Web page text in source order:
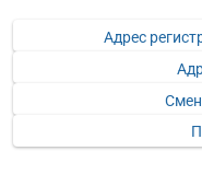
Адрес